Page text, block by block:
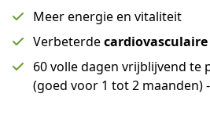
Meer energie en vitaliteit
Verbeterde
60 volle dagen vrijblijvend
(goed voor 1 tot 2 maanden)